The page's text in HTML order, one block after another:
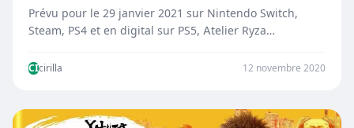
Prévu pour le 29 janvier 2021 sur Nintendo Switch,
Steam, PS4 et en digital sur PS5, Atelier Ryza…
CIcirilla 12 novembre 2020